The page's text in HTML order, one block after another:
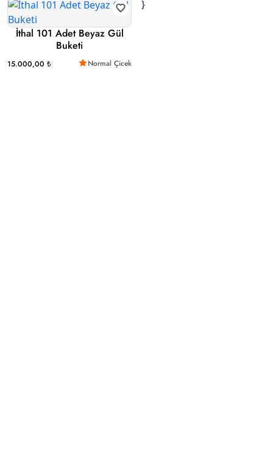
İthal 101 Adet Beyaz Gül
Buketi
15.000,00 ₺ Normal Çicek
}